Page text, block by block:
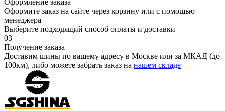
Оформление заказа
Оформите заказ на сайте через корзину или с помощью
менеджера
Выберите подходящий способ оплаты и доставки
03
Получение заказа
Доставим шины по вашему адресу в Москве или за МКАД (до
100км), либо можете забрать заказ на нашем складе